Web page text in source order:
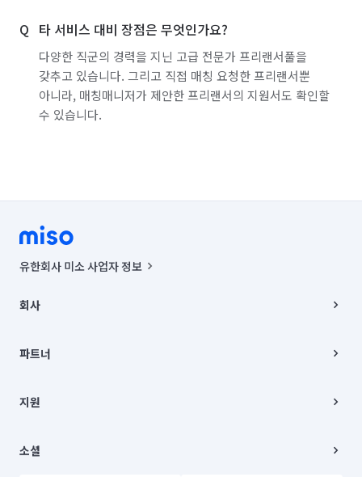
타 서비스 대비 장점은 무엇인가요?
다양한 직군의 경력을 지닌 고급 전문가 프리랜서풀을
갖추고 있습니다. 그리고 직접 매칭 요청한 프리랜서뿐
아니라, 매칭매니저가 제안한 프리랜서의 지원서도 확인할
수 있습니다.
유한회사 미소 사업자 정보
00019 |
주소 | 본사: 서울특별시 종로구 율곡로 6(중학동, 트윈트리빌딩) B동 5층
컨택센터 : 서울특별시 종로구 수송동 율곡로 24, 7층, 8층 미소
상품, 상품정보, 거래에 관한 의무와 책임은 거래당사자에게 있습니다.
언론 보도 관련 문의:
© 유한회사 미소. Miso, Inc. All Rights Reserved.
회사
채용
파트너
이사
지원
이용약관
소셜